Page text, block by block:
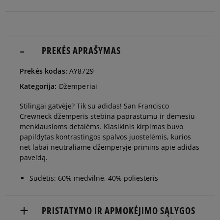
L
Pranešti
man
XL
Pranešti
man
PREKĖS APRAŠYMAS
Prekės kodas: AY8729
Kategorija: Džemperiai
Stilingai gatvėje? Tik su adidas! San Francisco
Crewneck džemperis stebina paprastumu ir dėmesiu
menkiausioms detalėms. Klasikinis kirpimas buvo
papildytas kontrastingos spalvos juostelėmis, kurios
net labai neutraliame džemperyje primins apie adidas
paveldą.
Sudėtis: 60% medvilnė, 40% poliesteris
PRISTATYMO IR APMOKĖJIMO SĄLYGOS